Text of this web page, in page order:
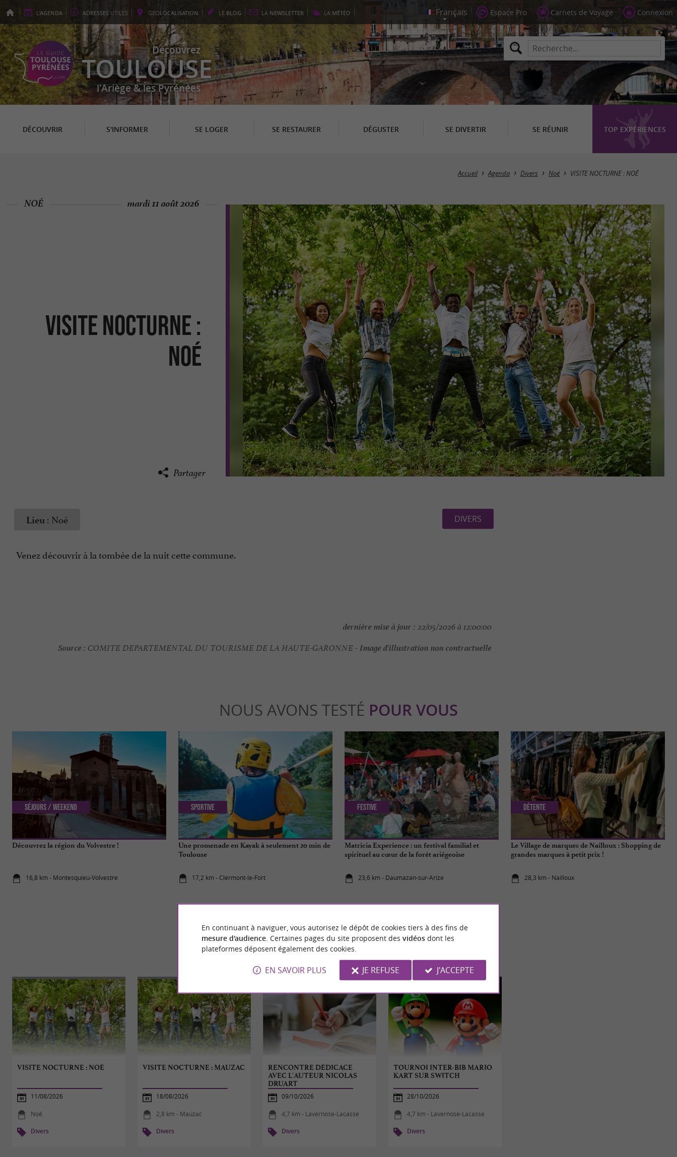
L'AGENDA ADRESSES UTILES GEOLOCALISATION LE BLOG LA NEWSLETTER LA MÉTÉO Espace Pro Carnets de Voyage Connexion
Découvrez
TOULOUSE
l'Ariège & les Pyrénées
DÉCOUVRIR S'INFORMER SE LOGER SE RESTAURER DÉGUSTER SE DIVERTIR SE RÉUNIR TOP EXPÉRIENCES
Accueil Agenda Divers Noé VISITE NOCTURNE : NOÉ
VISITE NOCTURNE :
NOÉ
NOÉ mardi 11 août 2026
Partager
Lieu : Noé DIVERS
Venez découvrir à la tombée de la nuit cette commune.
dernière mise à jour : 22/05/2026 à 12:00:00
Source : COMITE DEPARTEMENTAL DU TOURISME DE LA HAUTE-GARONNE -Image d'illustration non contractuelle
NOUS AVONS TESTÉ POUR VOUS
Découvrez la région du Volvestre !
16,8 km - Montesquieu-Volvestre
Séjours / Weekend
Une promenade en Kayak à seulement 20 min de
Toulouse
17,2 km - Clermont-le-Fort
Sportive
Matricia Experience : un festival familial et
spirituel au cœur de la forêt ariégeoise
23,6 km - Daumazan-sur-Arize
Festive
Le Village de marques de Nailloux : Shopping de
grandes marques à petit prix !
28,3 km - Nailloux
Détente
ÉVÈNEMENTSÀ PROXIMITÉ
VISITE NOCTURNE : NOÉ
11/08/2026
Noé
Divers
VISITE NOCTURNE : MAUZAC
18/08/2026
2,8 km - Mauzac
Divers
RENCONTRE DÉDICACE
AVEC L'AUTEUR NICOLAS
DRUART
09/10/2026
4,7 km - Lavernose-Lacasse
Divers
TOURNOI INTER-BIB MARIO
KART SUR SWITCH
28/10/2026
4,7 km - Lavernose-Lacasse
Divers
En continuant à naviguer, vous autorisez le dépôt de cookies tiers à des fins de
mesure d'audience. Certaines pages du site proposent des vidéosdont les
plateformes déposent également des cookies.
EN SAVOIR PLUS JE REFUSE J'ACCEPTE